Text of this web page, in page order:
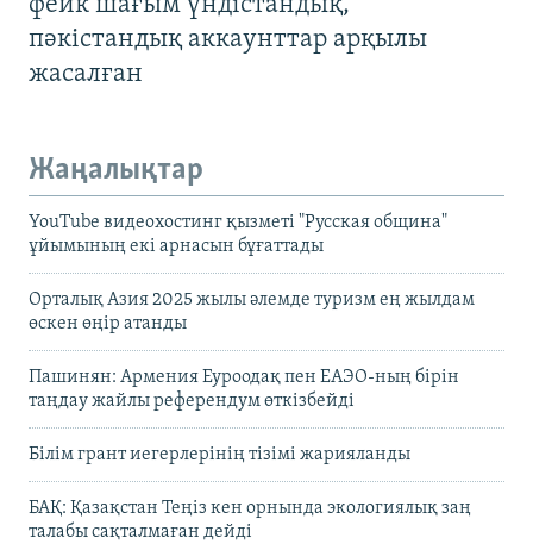
пәкістандық аккаунттар арқылы
жасалған
Жаңалықтар
YouTube видеохостинг қызметі "Русская община"
ұйымының екі арнасын бұғаттады
Орталық Азия 2025 жылы әлемде туризм ең жылдам
өскен өңір атанды
Пашинян: Армения Еуроодақ пен ЕАЭО-ның бірін
таңдау жайлы референдум өткізбейді
Білім грант иегерлерінің тізімі жарияланды
БАҚ: Қазақстан Теңіз кен орнында экологиялық заң
талабы сақталмаған дейді